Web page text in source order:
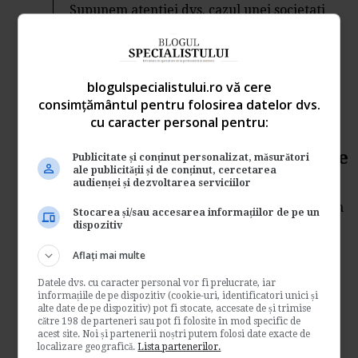
Supunem atentiei dvs. cazul unei societati
deschise pentru...
Contabilitate si fiscalitate
Citeste mai departe
Societate platitoare de TVA.
Schimbarea perioadei fiscale
deContabilul.ro
Analizam astazi cazul unei firme infiintate in
luna aprilie 2013, neplatitoare de TVA si cu...
Contabilitate si fiscalitate
→
Citeste mai departe
Depunerea raportarilor
contabile semestriale. Caz
blogulspecialistului.ro vă cere
consimțământul pentru folosirea datelor dvs.
cu caracter personal pentru:
Publicitate și conținut personalizat, măsurători
ale publicității și de conținut, cercetarea
audienței și dezvoltarea serviciilor
Stocarea și/sau accesarea informațiilor de pe un
dispozitiv
Aflați mai multe
Datele dvs. cu caracter personal vor fi prelucrate, iar
informațiile de pe dispozitiv (cookie-uri, identificatori unici și
alte date de pe dispozitiv) pot fi stocate, accesate de și trimise
către 198 de parteneri sau pot fi folosite în mod specific de
acest site. Noi și partenerii noștri putem folosi date exacte de
localizare geografică.Lista partenerilor.